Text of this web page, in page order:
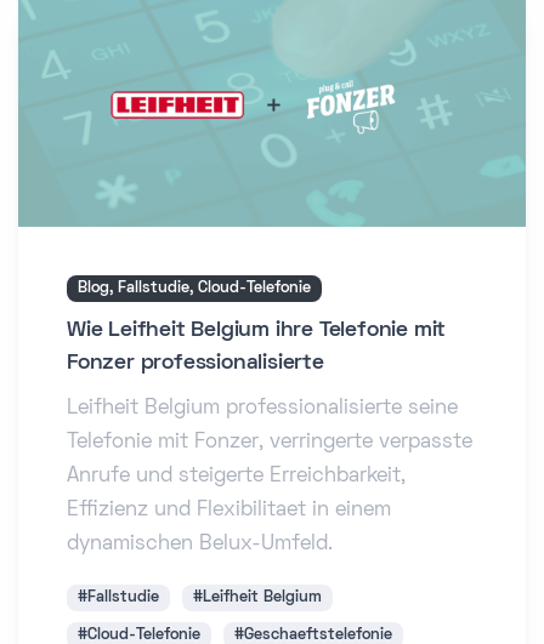
Blog, Fallstudie, Cloud-Telefonie
Wie Leifheit Belgium ihre Telefonie mit
Fonzer professionalisierte
Leifheit Belgium professionalisierte seine
Telefonie mit Fonzer, verringerte verpasste
Anrufe und steigerte Erreichbarkeit,
Effizienz und Flexibilitaet in einem
dynamischen Belux-Umfeld.
#Fallstudie #Leifheit Belgium
#Cloud-Telefonie #Geschaeftstelefonie